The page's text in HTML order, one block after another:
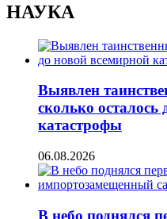
НАУКА
Выявлен
сколько
катастрофы
06.08.2026
В небо поднялся